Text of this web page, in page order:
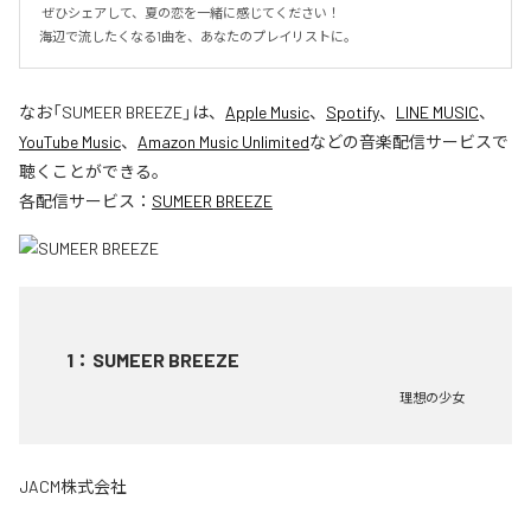
海辺で流したくなる1曲を、あなたのプレイリストに。
なお「SUMEER BREEZE」は、 Apple Music、 Spotify、 LINE MUSIC、
YouTube Music、 Amazon Music Unlimitedなどの音楽配信サービスで
聴くことができる。
各配信サービス： SUMEER BREEZE
1 ： SUMEER BREEZE
理想の少女
JACM株式会社